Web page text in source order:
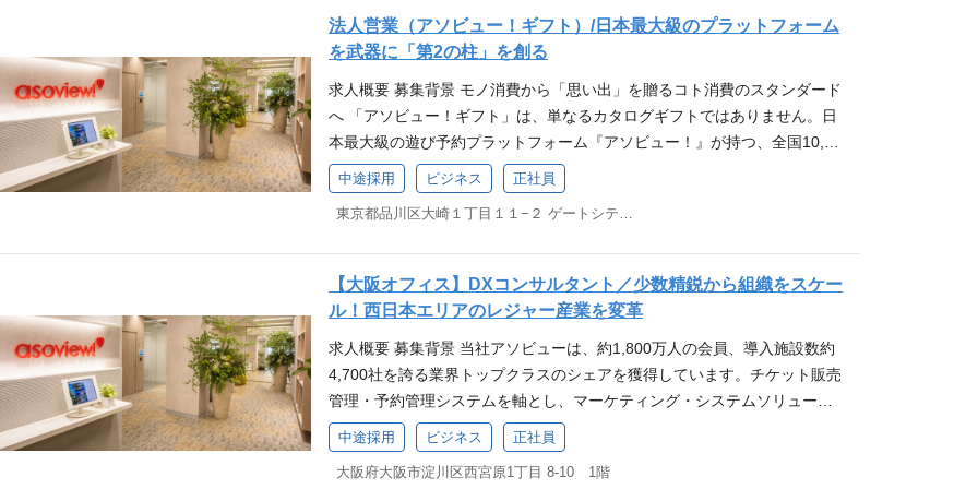
るアソビューを紹介！オフィスを通じた社内カルチャーの作り方は？
なスピードで身につきます。 応募要件 必須要件 【1】下記いずれかのポジ
ションにおける実務経験（目安：5年以上、マネージャー層を想定） コン
サルティングファームにおけるマネージャー以上の経験（総合系・戦略
系・ブティック系問わず）総合商社等における、事業開発（BizDev）また
は大手企業向けの新規アカウント開拓・投資経験 大手IT・SaaS企業におけ
る、エンタープライズ（大手企業）向けの深耕営業・アカウントエグゼク
ティブ（AE）の経験 【2】下記の知識・スキルをすべてお持ちの方 経営層
への折衝・リレーション構築力： 大手企業の経営層・役員クラスに対し
ション能力 大規模なプロジェクトマネジメント（PM）力： 社内外の複数
ステークホルダー（顧客、開発、マーケター、サポート等）を巻き込み、
泥臭くプロジェクトを推進・完遂した経験 高いビジネス構築力（商売人
力）： 顧客の課題に対し、自社商材を組み合わせてオーダーメイドの解決
策を提示しつつ、自社の利益（PL）もシビアに計算して担保できるビジネ
スセンス 高い学習意欲と適応力： 未知の業界知識や最先端のITサービスを
迅速にキャッチアップし、実務に転用できる柔軟性 歓迎要件 総合商社など
での、泥臭いリレーション構築と高度なビジネススキーム構築の両立経験
ゼロから新しいビジネスモデルやパッケージを企画し、マネタイズまで実
部パートナーと円滑に連携し、課題解決に向けて調整・交渉を行った経
験。 データや数字を扱った業務経験 業務改善、企画立案、営業推進などに
高い主体性と実行力 VOC（お客様の声）を扱う業務経験 業務プロセス改
善や企画推進の経験 求める人物像 弊社のミッションやバリューに強く共感
いただける方 事業成長に対する高い当事者意識を持ち、能動的に行動でき
る方 データに基づいた論理的思考を持ち、課題を発見・解決できる方 チー
ムワークを重視し、関係者との円滑なコミュニケーションができる方 アソ
トを展開するアソビューを紹介！オフィスを通じた社内カルチャーの作り
方は？
ます。複雑な組織構造や大規模ビジネスの要件を深く理解し、アソビュー
の全アセット（データ、SaaS、マーケットプレイス）を活用することで、
ョンを設計・実行する高度な戦略策定スキルと影響力が身につきます。
【変更の範囲】会社が定める業務 応募要件 必須要件 弊社ミッション「生
きるに、遊びを。」およびバリューへの強い共感 マーケティング・経営企
画・商品企画のいずれかの経験（3年以上） データ分析を活用した事業戦
略立案・実行経験 ExcelやBIツールを用いたデータ分析のスキル 歓迎要件
ー・観光業界に対する興味関心 アソビュー社内の雰囲気が分かる動画（Yo
uTube） 国内最大級の遊び予約サイトを展開するアソビューを紹介！オフ
ィスを通じた社内カルチャーの作り方は？
ジェクトに参画。 ゲートや券売機等のハードウェア導入に伴う外部ベンダ
ーのコントロールを含め、PMOとしてシステム導入・連携を完遂します。
ず、実際の現場の業務フロー（窓口業務、もぎり等）に深く入り込み、シ
ステムを用いたオペレーションの最適化を図ります。 3. AIを活用した即時
課題解決（ラピッドプロトタイピング） 最新のAIツールやローコードツー
ルを駆使し、顧客の現場課題を即座に解決するためのスクリプト作成や小
理」「人事労務」などのバックオフィス業務をアソビューがBPO（業務受
託）するための仕組みの設計と推進を行います。 【変更の範囲】会社が定
める業務 ポジションの魅力 このポジション（エンタープライズDXコンサ
事から脱却し、リアルな現場をテクノロジーでダイナミックに動かす面白
さ」にあります。他社のITコンサルやSIerでは味わえない、アソビューな
らではの3つの魅力をまとめました。 「リアル×IT」による、圧倒的な手触
り感と現場DX： 自動発券機や顔認証ゲート、POSなどの「ハードウェ
ア」と、自社の「ソフトウェア」を融合させ、テーマパークやリゾートの
します。 業務内容 アソビューのシニアエンジニアは、ミッション 「生き
るに、遊びを。」 を技術面から支える中心的な役割を担い、特に技術的リ
ーダーシップと組織的なリードを通じて、プロダクトとチームの成長を牽
引します。 予約・決済・在庫・発券といった高トラフィックかつ事業イン
パクトが大きい領域をはじめ、複数のサービス領域を横断し、“遊びの社会
インフラ化”を実現するためのシステム設計、開発、運用を主導します。 大
規模WebアプリケーションおよびAPIのアーキテクチャ設計・開発・運用を
リード 事業成長に直結する新機能やプラットフォームの技術選定、設計方
針の策定と推進 複雑なドメインやレガシー領域における技術的課題の発見
と解決 開発チームの生産性向上に資するツールの導入、自動化、改善活動
の推進 DDD（ドメイン駆動設計）を意識した設計・モデリングの標準化と
指導 コードレビューを通じた品質向上と、若手・中堅メンバーの育成・メ
ど多様な職能と協働し、要件定義・仕様検討・設計ディスカッションを主
導 エンジニア採用広報を目的としたテックブログの執筆・情報発信 仕事の
魅力 国内最大級の“遊び”プラットフォームの次世代アーキテクチャ設計に
挑戦できる 予約・決済・在庫・発券など、リアルビジネスに根ざした複雑
法人営業（アソビュー！ギフト）/日本最大級のプラットフォーム
を武器に「第2の柱」を創る
求人概要 募集背景 モノ消費から「思い出」を贈るコト消費のスタンダード
へ 「アソビュー！ギフト」は、単なるカタログギフトではありません。日
本最大級の遊び予約プラットフォーム『アソビュー！』が持つ、全国10,00
0件以上の体験データと、1,800万人を超えるユーザーの「ワクワク」をパ
ッケージ化した、体験特化型ギフトサービスです。 現在、企業のマーケテ
ィングは「モノ」による差別化が限界を迎え、顧客のエンゲージメントを
伴い、従来の福利厚生に代わる「家族や大切な人と過ごす時間」の提供が
求められています。 こうした社会変化の波を捉え、企業の販促キャンペー
ンや福利厚生、インセンティブのあり方を根底からアップデートするた
め、「体験の流通」を自らデザインする新たな仲間を募集します。 業務内
容 新規開拓から既存深耕まで、決まった型を売るのではなく、アソビュー
の膨大なアセット（資産）を自由に組み合わせて提案します。 法人顧客
（大手ナショナルクライアント、広告代理店）への課題ヒアリング 既存顧
客への利用促進提案 データ分析や営業資料作成など、営業活動の効率化・
支援業務 クライアントとゼロベースで新たなコンテンツやサービスを創り
中途採用 ビジネス 正社員
【大阪オフィス】DXコンサルタント／少数精鋭から組織をスケー
ル！西日本エリアのレジャー産業を変革
求人概要 募集背景 当社アソビューは、約1,800万人の会員、導入施設数約
4,700社を誇る業界トップクラスのシェアを獲得しています。チケット販売
管理・予約管理システムを軸とし、マーケティング・システムソリューシ
ョンを駆使した様々なコンサルティング活動により、業界変革に挑んでお
ります。 このたび、関西エリアにおけるさらなる事業拡大と、レジャー・
観光・文化施設向けのDX戦略を強力に推進するため、大阪オフィスの体制
中途採用 ビジネス 正社員
大阪府大阪市淀川区西宮原1丁目 8-10 1階